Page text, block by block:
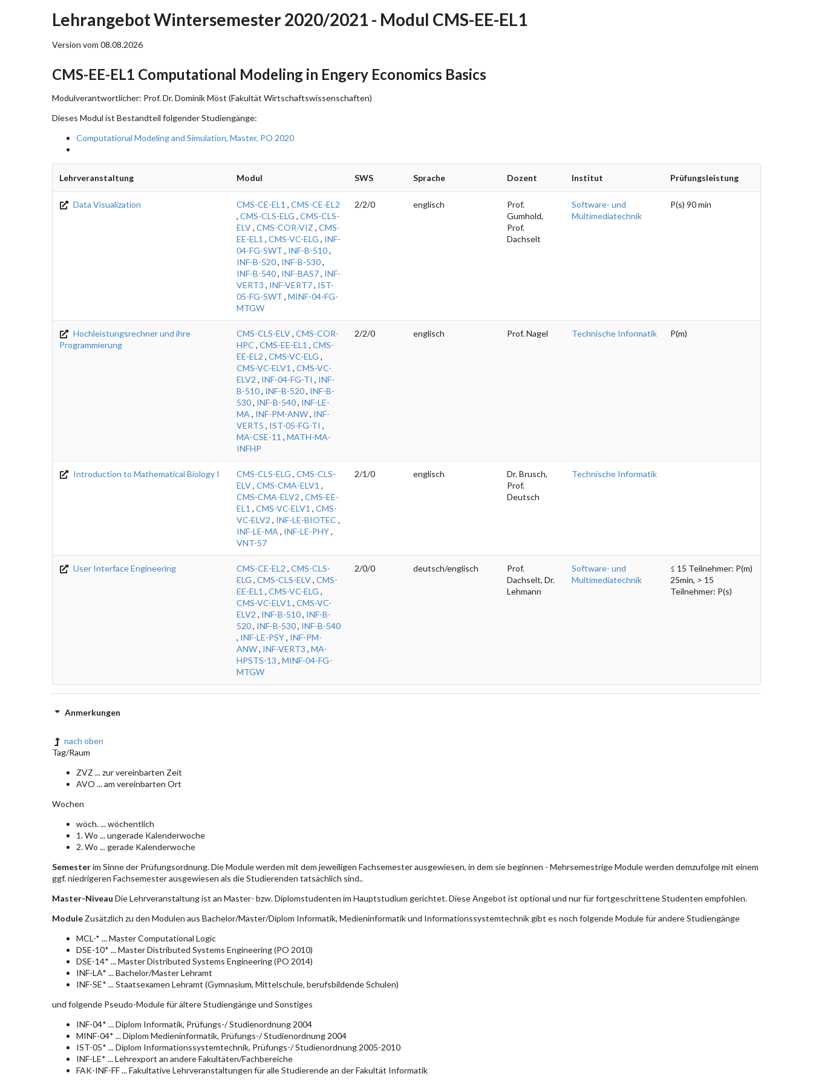
Lehrangebot Wintersemester 2020/2021 - Modul CMS-EE-EL1
Version vom 08.08.2026
CMS-EE-EL1 Computational Modeling in Engery Economics Basics
Modulverantwortlicher: Prof. Dr. Dominik Möst (Fakultät Wirtschaftswissenschaften)
Dieses Modul ist Bestandteil folgender Studiengänge:
Computational Modeling and Simulation, Master, PO 2020
Lehrveranstaltung Modul SWS Sprache Dozent Institut Prüfungsleistung
Data Visualization CMS-CE-EL1 , CMS-CE-EL2
, CMS-CLS-ELG , CMS-CLS-
ELV, CMS-COR-VIZ , CMS-
EE-EL1 , CMS-VC-ELG , INF-
04-FG-SWT , INF-B-510,
INF-B-520, INF-B-530,
INF-B-540, INF-BAS7, INF-
VERT3 , INF-VERT7, IST-
05-FG-SWT , MINF-04-FG-
MTGW
2/2/0 englisch
Prof.
Gumhold,
Prof.
Dachselt
Software- und
Multimediatechnik
P(s) 90 min
Hochleistungsrechner und ihre
Programmierung
CMS-CLS-ELV, CMS-COR-
HPC , CMS-EE-EL1 , CMS-
EE-EL2 , CMS-VC-ELG ,
CMS-VC-ELV1 , CMS-VC-
ELV2 , INF-04-FG-TI , INF-
B-510, INF-B-520, INF-B-
530, INF-B-540, INF-LE-
MA , INF-PM-ANW, INF-
VERT5 , IST-05-FG-TI ,
MA-CSE-11 , MATH-MA-
INFHP
2/2/0 englisch Prof. Nagel Technische Informatik P(m)
Introduction to Mathematical Biology I CMS-CLS-ELG , CMS-CLS-
ELV, CMS-CMA-ELV1 ,
CMS-CMA-ELV2 , CMS-EE-
EL1 , CMS-VC-ELV1 , CMS-
VC-ELV2 , INF-LE-BIOTEC ,
INF-LE-MA , INF-LE-PHY,
VNT-57
2/1/0 englisch
Dr. Brusch,
Prof.
Deutsch
Technische Informatik
User Interface Engineering CMS-CE-EL2 , CMS-CLS-
ELG , CMS-CLS-ELV, CMS-
EE-EL1 , CMS-VC-ELG ,
CMS-VC-ELV1 , CMS-VC-
ELV2 , INF-B-510, INF-B-
520, INF-B-530, INF-B-540
, INF-LE-PSY, INF-PM-
ANW, INF-VERT3 , MA-
HPSTS-13 , MINF-04-FG-
MTGW
2/0/0 deutsch/englisch
Prof.
Dachselt, Dr.
Lehmann
Software- und
Multimediatechnik
≤ 15 Teilnehmer: P(m)
25min, > 15
Teilnehmer: P(s)
Anmerkungen
nach oben
Tag/Raum
ZVZ ... zur vereinbarten Zeit
AVO ... am vereinbarten Ort
Wochen
wöch. ... wöchentlich
1. Wo ... ungerade Kalenderwoche
2. Wo ... gerade Kalenderwoche
Semesterim Sinne der Prüfungsordnung. Die Module werden mit dem jeweiligen Fachsemester ausgewiesen, in dem sie beginnen - Mehrsemestrige Module werden demzufolge mit einem
ggf. niedrigeren Fachsemester ausgewiesen als die Studierenden tatsächlich sind..
Master-Niveau Die Lehrveranstaltung ist an Master- bzw. Diplomstudenten im Hauptstudium gerichtet. Diese Angebot ist optional und nur für fortgeschrittene Studenten empfohlen.
ModuleZusätzlich zu den Modulen aus Bachelor/Master/Diplom Informatik, Medieninformatik und Informationssystemtechnik gibt es noch folgende Module für andere Studiengänge
MCL-* ... Master Computational Logic
DSE-10* ... Master Distributed Systems Engineering (PO 2010)
DSE-14* ... Master Distributed Systems Engineering (PO 2014)
INF-LA* ... Bachelor/Master Lehramt
INF-SE* ... Staatsexamen Lehramt (Gymnasium, Mittelschule, berufsbildende Schulen)
und folgende Pseudo-Module für ältere Studiengänge und Sonstiges
INF-04* ... Diplom Informatik, Prüfungs-/ Studienordnung 2004
MINF-04* ... Diplom Medieninformatik, Prüfungs-/ Studienordnung 2004
IST-05* ... Diplom Informationssystemtechnik, Prüfungs-/ Studienordnung 2005-2010
INF-LE* ... Lehrexport an andere Fakultäten/Fachbereiche
FAK-INF-FF ... Fakultative Lehrveranstaltungen für alle Studierende an der Fakultät Informatik